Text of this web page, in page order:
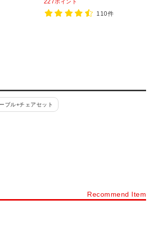
227ポイント
110件
ブル+チェアセット
Recommend Item